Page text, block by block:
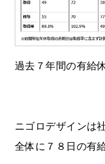
過去７年間の有給
ニゴロデザインは
全体に７８日の有